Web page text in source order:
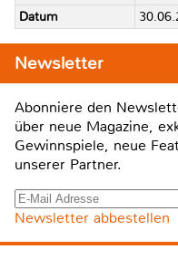
Datum
Newsletter
Abonniere den
über neue Magazine,
Gewinnspiele, neue
unserer Partner.
Newsletter abbestellen